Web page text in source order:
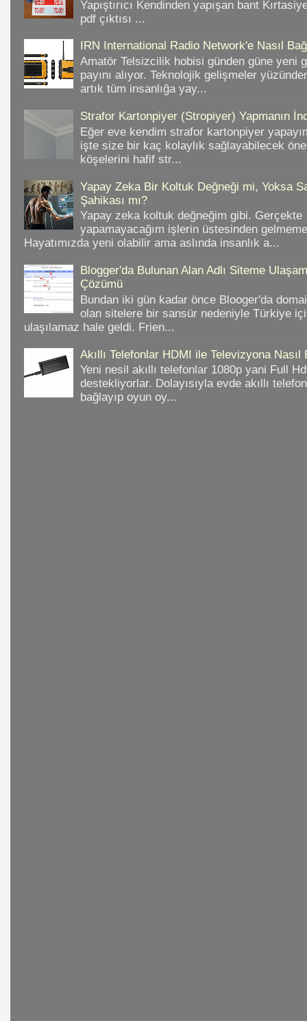
Yapıştırıcı Kendinden yapışan bant
pdf çıktısı ...
IRN International Radio Network'e Nasıl
Amatör Telsizcilik hobisi günden güne yeni
payını alıyor. Teknolojik gelişmeler
artık tüm insanlığa yay...
Strafor Kartonpiyer (Stropiyer) Yapmanın
Eğer eve kendim strafor kartonpiyer
işte size bir kaç kolaylık sağlayabilecek
köşelerini hafif str...
Yapay Zeka Bir Koltuk Değneği mi, Yoksa
Şahikası mı?
Yapay zeka koltuk değneğim gibi. Gerçekte
yapamayacağım işlerin üstesinden
Hayatımızda yeni olabilir ama aslında insanlık a...
Blogger'da Bulunan Alan Adlı Siteme
Çözümü
Bundan iki gün kadar önce Blooger'da
olan sitelere bir sansür nedeniyle Türkiye
ulaşılamaz hale geldi. Frien...
Akıllı Telefonlar HDMI ile Televizyona Nasıl
Yeni nesil akıllı telefonlar 1080p yani Full
destekliyorlar. Dolayısıyla evde akıllı
bağlayıp oyun oy...